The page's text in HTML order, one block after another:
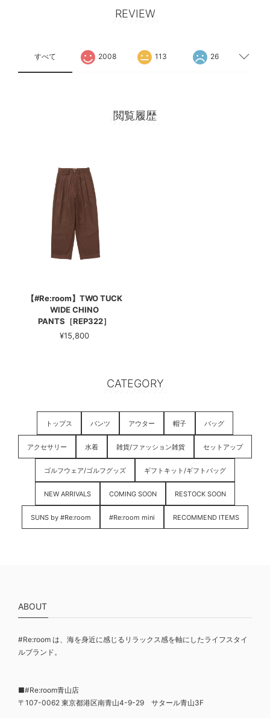
REVIEW
すべて 2008 113 26
閲覧履歴
【#Re:room】TWO TUCK
WIDE CHINO
PANTS［REP322］
¥15,800
CATEGORY
トップス パンツ アウター 帽子 バッグ
アクセサリー 水着 雑貨/ファッション雑貨 セットアップ
ゴルフウェア/ゴルフグッズ ギフトキット/ギフトバッグ
NEW ARRIVALS COMING SOON RESTOCK SOON
SUNS by #Re:room #Re:room mini RECOMMEND ITEMS
ABOUT
#Re:room は、海を身近に感じるリラックス感を軸にしたライフスタイ
ルブランド。
■#Re:room青山店
〒107-0062 東京都港区南青山4-9-29 サタール青山3F